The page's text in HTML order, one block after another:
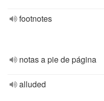
footnotes
notas a pie de página
alluded